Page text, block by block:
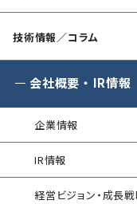
金融庁ガイドライン
電気事業者向け サイ
プレリミナリーサーベイ
インシデント対応訓練
インシデント対応訓練
情報セキュリティリス
企業向けセキュリテ
標的型攻撃メール訓練
脆弱性情報提供
WAF運用
G-MDR
SIEM運用／分析
エンドポイントセキ
Security-First Aid
SQAT® 情報セキュリ
技術情報／コラム
会社概要 ・ IR情報
企業情報
IR情報
経営ビジョン・成長